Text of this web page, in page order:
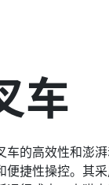
车
车的高效性和澎
便捷性操控。其